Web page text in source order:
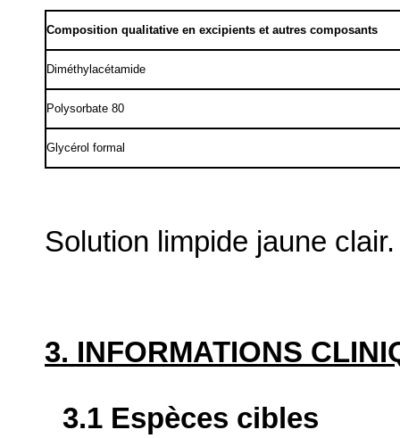
Composition qualitative en excipients et autres composants
Diméthylacétamide
Polysorbate 80
Glycérol formal
Solution limpide jaune clair.
3. INFORMATIONS
3.1 Espèces cibles